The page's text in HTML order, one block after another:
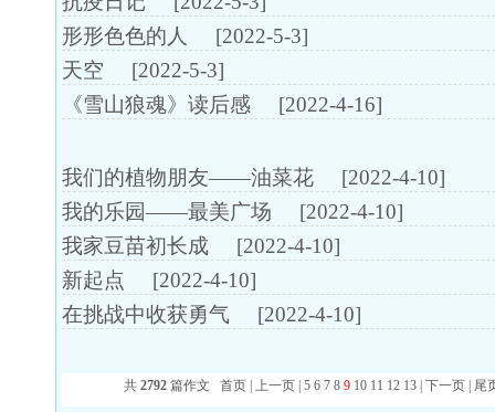
形形色色的人
[2022-5-3]
天空 [2022-5-3]
《雪山狼魂》读后感 [2022-4-16]
我们的植物朋友——油菜花 [2022-4-10]
我的乐园——最美广场 [2022-4-10]
我家豆苗初长成 [2022-4-10]
新起点 [2022-4-10]
在挑战中收获勇气 [2022-4-10]
共 2792 篇作文 首页 上一页 5 6 7 8 9 10 11 12 13 下一页 尾